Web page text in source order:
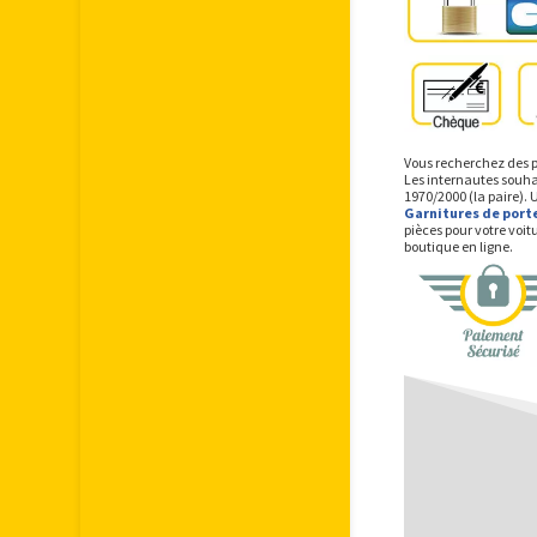
Vous recherchez des
Les internautes
1970/2000 (la paire).
Garnitures de
pièces pour votre
boutique en ligne.